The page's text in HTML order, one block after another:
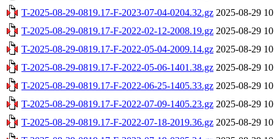
T-2025-08-29-0819.17-F-2023-07-04-0204.32.gz 2025-08-29
T-2025-08-29-0819.17-F-2022-02-12-2008.19.gz 2025-08-29
T-2025-08-29-0819.17-F-2022-05-04-2009.14.gz 2025-08-29
T-2025-08-29-0819.17-F-2022-05-06-1401.38.gz 2025-08-29
T-2025-08-29-0819.17-F-2022-06-25-1405.33.gz 2025-08-29
T-2025-08-29-0819.17-F-2022-07-09-1405.23.gz 2025-08-29
T-2025-08-29-0819.17-F-2022-07-18-2019.36.gz 2025-08-29